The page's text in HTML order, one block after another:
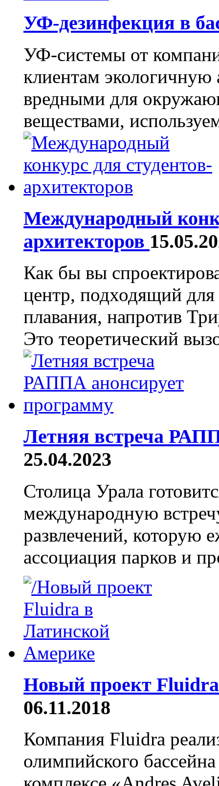
УФ-дезинфекция в
УФ-системы от
клиентам экологичную
вредными для
веществами,
Международный
архитекторов
Как бы вы
центр, подходящий
плавания, напротив
Это теоретический
Летняя встреча
25.04.2023
Столица Урала
международную
развлечений, которую
ассоциация парков и
Новый проект
06.11.2018
Компания Fluidra
олимпийского